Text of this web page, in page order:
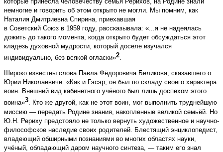
немногие и говорить об этом открыто не могли. Мы помним, как
Наталия Дмитриевна Спирина, приехавшая
в Советский Союз в 1959 году, рассказывала: «...я не надеялась
дожить до такого момента, когда открыто будет обсуждаться этот
кладезь духовной мудрости, который доселе изучался
индивидуально, без всякой огласки»2.
Широко известны слова Павла Фёдоровича Беликова, сказавшего о
Юрии Николаевиче: «Как и Гэсэр, он был по складу своего характера
воин. Внешний вид кабинетного учёного был лишь доспехом этого
воина»3. Кто же другой, как не этот воин, мог выполнить труднейшую
миссию — передать Родине знания, накопленные великой семьёй. Но
Ю.Н. Рериху предстояло не только вернуть художественное и научно-
философское наследие своих родителей. Блестящий энциклопедист,
владеющий обширными познаниями во многих областях науки,
учёный, обладающий даром научного синтеза, — таким его знал